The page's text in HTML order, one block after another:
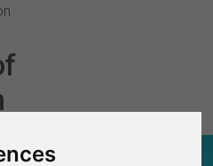
– A COLPO
è SurveyCircle
Ranking
la ricerca